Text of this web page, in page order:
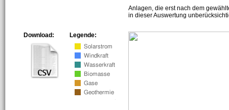
Anlagen, die erst nach dem
in dieser Auswertung
Legende:
Download: